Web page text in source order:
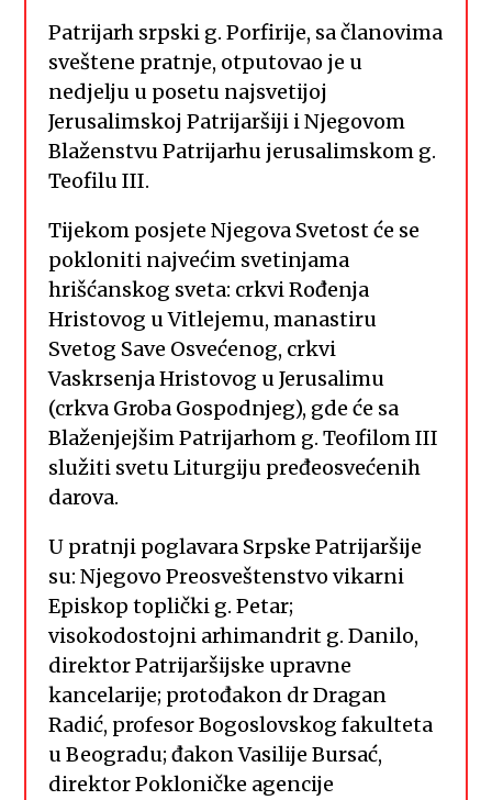
Patrijarh srpski g. Porfirije, sa članovima
sveštene pratnje, otputovao je u
nedjelju u posetu najsvetijoj
Jerusalimskoj Patrijaršiji i Njegovom
Blaženstvu Patrijarhu jerusalimskom g.
Teofilu III.
Tijekom posjete Njegova Svetost će se
pokloniti najvećim svetinjama
hrišćanskog sveta: crkvi Rođenja
Hristovog u Vitlejemu, manastiru
Svetog Save Osvećenog, crkvi
Vaskrsenja Hristovog u Jerusalimu
(crkva Groba Gospodnjeg), gde će sa
Blaženjejšim Patrijarhom g. Teofilom III
služiti svetu Liturgiju pređeosvećenih
darova.
U pratnji poglavara Srpske Patrijaršije
su: Njegovo Preosveštenstvo vikarni
Episkop toplički g. Petar;
visokodostojni arhimandrit g. Danilo,
direktor Patrijaršijske upravne
kancelarije; protođakon dr Dragan
Radić, profesor Bogoslovskog fakulteta
u Beogradu; đakon Vasilije Bursać,
direktor Pokloničke agencije